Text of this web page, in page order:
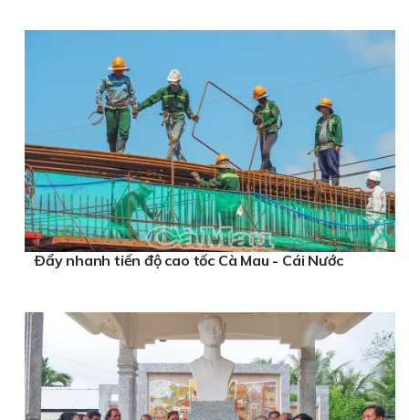
Ðẩy nhanh tiến độ cao tốc Cà Mau - Cái Nước